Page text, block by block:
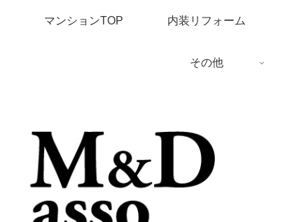
マンションTOP 内装リフォーム
その他